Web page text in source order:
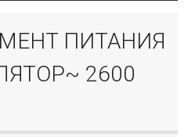
ПИТАНИЯ
2600